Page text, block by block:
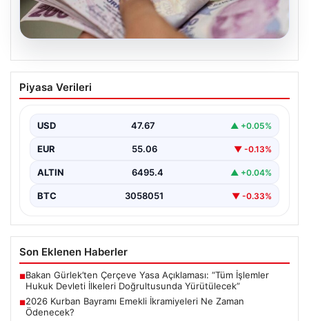
05.08.2026
2026 Kurban Bayramı Emekli
İkramiyeleri Ne Zaman Ödenecek?
milyon emekli vatandaşın gözü kulağı bayram
ikramiyesi…
Piyasa Verileri
USD 47.67 ▲ +0.05%
EUR 55.06 ▼ -0.13%
ALTIN 6495.4 ▲ +0.04%
BTC 3058051 ▼ -0.33%
Son Eklenen Haberler
■Bakan Gürlek’ten Çerçeve Yasa Açıklaması: “Tüm İşlemler
Hukuk Devleti İlkeleri Doğrultusunda Yürütülecek”
■2026 Kurban Bayramı Emekli İkramiyeleri Ne Zaman
Ödenecek?